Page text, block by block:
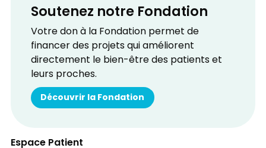
Soutenez notre Fondation
Votre don à la Fondation permet de
financer des projets qui améliorent
directement le bien-être des patients et
leurs proches.
Découvrir la Fondation
Espace Patient